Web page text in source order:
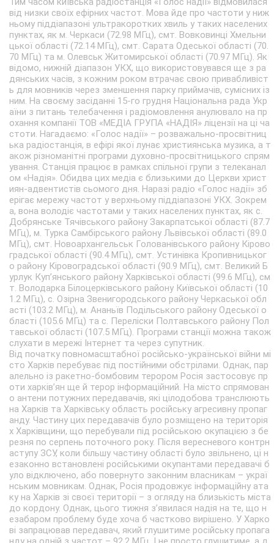
від низки своїх ефірних частот. Мова йде про частоти у ниж
ньому піддіапазоні ультракоротких хвиль у таких населених
пунктах, як м. Черкаси (72.98 МГц), смт. Вовковинці Хмельни
цької області (72.14 МГц), смт. Сарата Одеської області (70.
70 МГц) та м. Олевськ Житомирської області (70.97 МГц). Як
відомо, нижній діапазон УКХ, що використовувався ще з ра
дянських часів, з кожним роком втрачає свою привабливіст
ь для мовників через зменшення парку приймачів, сумісних із
ним. На своєму засіданні 15-го грудня Національна рада Укр
аїни з питань телебачення і радіомовлення анулювало на пр
охання компанії ТОВ «МЕДІА ГРУПА «НАДІЯ» ліцензії на ці ча
стоти. Нагадаємо: «Голос надії» – розважально-просвітниц
ька радіостанція, в ефірі якої лунає християнська музика, а т
акож різноманітні програми духовно-просвітницького спрям
ування. Станція працює в рамках спільної групи з телеканал
ом «Надія». Обидва цих медіа є близькими до Церкви христ
иян-адвентистів сьомого дня. Наразі радіо «Голос надії» зб
ерігає мережу частот у верхньому піддіапазоні УКХ. Зокрем
а, вона володіє частотами у таких населених пунктах, як с.
Добрянське Тячівського району Закарпатської області (87.7
МГц), м. Турка Самбірського району Львівської області (89.0
МГц), смт. Новоархангельськ Голованівського району Кірово
градської області (90.4 МГц), смт. Устинівка Кропивницьког
о району Кіровоградської області (90.9 МГц), смт. Великий Б
урлук Куп’янського району Харківської області (99.6 МГц), см
т. Володарка Білоцерківського району Київської області (10
1.2 МГц), с. Озірна Звенигородського району Черкаської обл
асті (103.2 МГц), м. Ананьїв Подільського району Одеської о
бласті (105.6 МГц) та с. Переліски Полтавського району Пол
тавської області (107.5 МГц). Програми станції можна також
слухати в мережі Інтернет та через супутник.
Від початку повномасштабної російсько-української війни мі
сто Харків перебуває під постійними обстрілами. Однак, пар
алельно із ракетно-бомбовим терором Росія застосовує пр
оти харків’ян ще й терор інформаційний. На місто спрямован
о антени потужних передавачів, які цілодобова транслюють
на Харків та Харківську область російську агресивну пропаг
анду. Частину цих передавачів було розміщено на територія
х Харківщини, що перебували під російською окупацією з бе
резня по серпень поточного року. Після вересневого контрн
аступу ЗСУ, коли більшу частину області було звільнено, ці н
езаконно встановлені російськими окупантами передавачі б
уло відключено, або повернуто законним власникам – украї
нським мовникам. Однак, Росія продовжує інформаційну ата
ку на Харків зі своєї території – з огляду на близькість міста
до кордону. Однак, цього тижня з’явилася надія на те, що н
езабаром проблему буде хоча б частково вирішено. У Харко
ві запрацював передавач, який глушитиме російську пропага